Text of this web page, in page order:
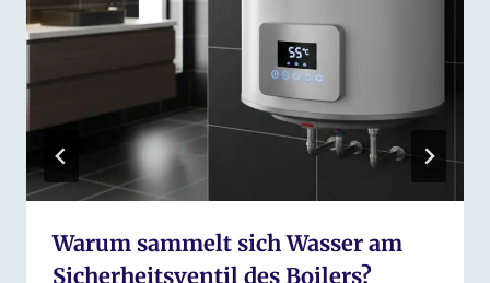
Warum sammelt sich Wasser am
Sicherheitsventil des Boilers?